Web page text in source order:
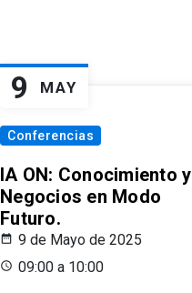
9 MAY
Conferencias
IA ON: Conocimiento y
Negocios en Modo
Futuro.
9 de Mayo de 2025
09:00 a 10:00